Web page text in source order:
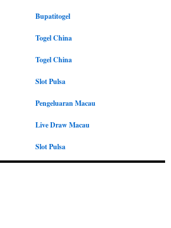
Bupatitogel
Togel China
Togel China
Slot Pulsa
Pengeluaran Macau
Live Draw Macau
Slot Pulsa